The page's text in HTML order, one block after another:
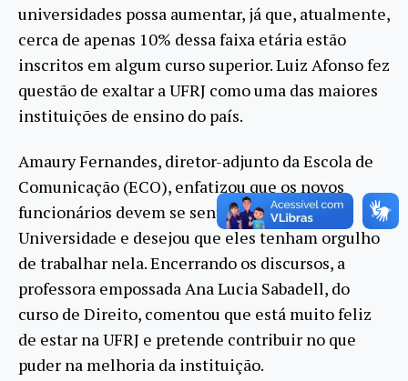
universidades possa aumentar, já que, atualmente,
cerca de apenas 10% dessa faixa etária estão
inscritos em algum curso superior. Luiz Afonso fez
questão de exaltar a UFRJ como uma das maiores
instituições de ensino do país.
Amaury Fernandes, diretor-adjunto da Escola de
Comunicação (ECO), enfatizou que os novos
funcionários devem se sentir acolhidos pela
Universidade e desejou que eles tenham orgulho
de trabalhar nela. Encerrando os discursos, a
professora empossada Ana Lucia Sabadell, do
curso de Direito, comentou que está muito feliz
de estar na UFRJ e pretende contribuir no que
puder na melhoria da instituição.